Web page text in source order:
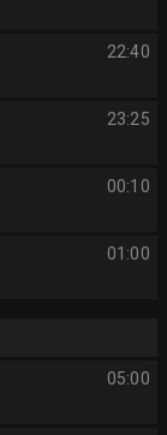
22:40
23:25
00:10
01:00
05:00